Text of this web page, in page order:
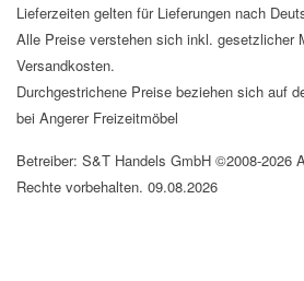
Lieferzeiten gelten für Lieferungen nach
Alle Preise verstehen sich inkl. gesetzlicher
Versandkosten.
Durchgestrichene Preise beziehen sich auf
bei Angerer Freizeitmöbel
Betreiber: S&T Handels GmbH ©2008-2026
Rechte vorbehalten. 09.08.2026